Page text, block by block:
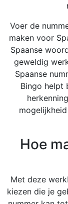
Voer de
maken voor
Spaanse
geweldig
Spaanse
Bingo helpt
Hoe
Met deze
kiezen die je